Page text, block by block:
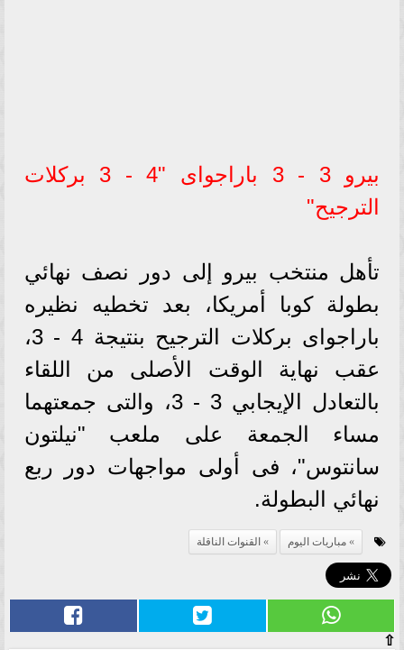
بيرو 3 - 3 باراجواى "4 - 3 بركلات
الترجيح"
تأهل منتخب بيرو إلى دور نصف نهائي
بطولة كوبا أمريكا، بعد تخطيه نظيره
باراجواى بركلات الترجيح بنتيجة 4 - 3،
عقب نهاية الوقت الأصلى من اللقاء
بالتعادل الإيجابي 3 - 3، والتى جمعتهما
مساء الجمعة على ملعب "نيلتون
سانتوس"، فى أولى مواجهات دور ربع
نهائي البطولة.
مباريات اليوم القنوات الناقلة
⇧